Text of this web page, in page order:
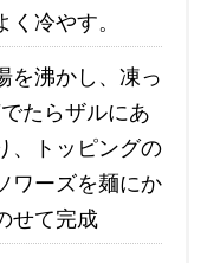
冷やす。
を沸かし、凍っ
たらザルにあ
、トッピングの
ワーズを麺にか
せて完成